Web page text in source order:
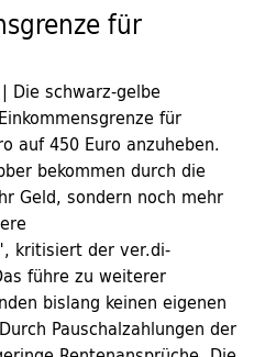
für
Die schwarz-gelbe
für
auf 450 Euro anzuheben.
bekommen durch die
Geld, sondern noch mehr
kritisiert der ver.di-
führe zu weiterer
bislang keinen eigenen
Pauschalzahlungen der